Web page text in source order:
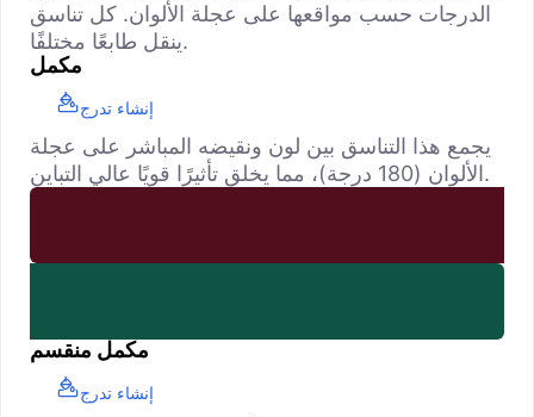
الدرجات حسب مواقعها على عجلة الألوان. كل تناسق
ينقل طابعًا مختلفًا.
مكمل
إنشاء تدرج
يجمع هذا التناسق بين لون ونقيضه المباشر على عجلة
الألوان (180 درجة)، مما يخلق تأثيرًا قويًا عالي التباين.
مكمل منقسم
إنشاء تدرج